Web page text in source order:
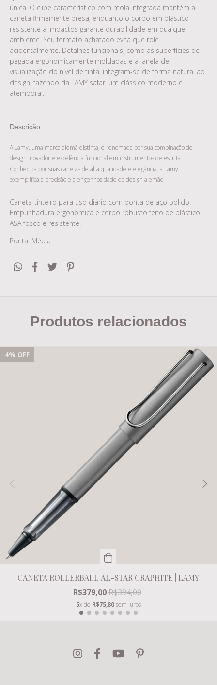
única. O clipe característico com mola integrada mantém a
caneta firmemente presa, enquanto o corpo em plástico
resistente a impactos garante durabilidade em qualquer
ambiente. Seu formato achatado evita que role
acidentalmente. Detalhes funcionais, como as superfícies de
pegada ergonomicamente moldadas e a janela de
visualização do nível de tinta, integram-se de forma natural ao
design, fazendo da LAMY safari um clássico moderno e
atemporal.
Descrição
A Lamy, uma marca alemã distinta, é renomada por sua combinação de
design inovador e excelência funcional em instrumentos de escrita.
Conhecida por suas canetas de alta qualidade e elegância, a Lamy
exemplifica a precisão e a engenhosidade do design alemão.
Caneta-tinteiro para uso diário com ponta de aço polido.
Empunhadura ergonômica e corpo robusto feito de plástico
ASA fosco e resistente.
Ponta: Média
Produtos relacionados
4% OFF
CANETA ROLLERBALL AL-STAR GRAPHITE | LAMY
R$379,00R$394,00
5x de R$75,80sem juros